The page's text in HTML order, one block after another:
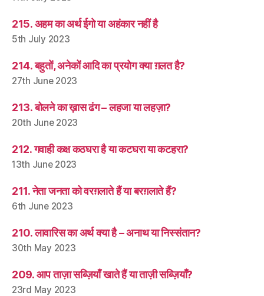
215. अहम का अर्थ ईगो या अहंकार नहीं है
5th July 2023
214. बहुतों, अनेकों आदि का प्रयोग क्या ग़लत है?
27th June 2023
213. बोलने का ख़ास ढंग – लहजा या लहज़ा?
20th June 2023
212. गवाही कक्ष कठघरा है या कटघरा या कटहरा?
13th June 2023
211. नेता जनता को वरग़लाते हैं या बरग़लाते हैं?
6th June 2023
210. लावारिस का अर्थ क्या है – अनाथ या निस्संतान?
30th May 2023
209. आप ताज़ा सब्ज़ियाँ खाते हैं या ताज़ी सब्ज़ियाँ?
23rd May 2023